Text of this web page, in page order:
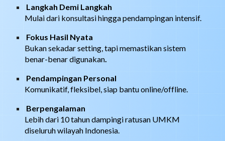
Langkah Demi Langkah
Mulai dari konsultasi hingga pendampingan intensif.
Fokus Hasil Nyata
Bukan sekadar setting, tapi memastikan sistem
benar-benar digunakan
Pendampingan Personal
Komunikatif, fleksibel, siap bantu online/offline.
Berpengalaman
Lebih dari 10 tahun dampingi ratusan UMKM
diseluruh wilayah Indonesia.